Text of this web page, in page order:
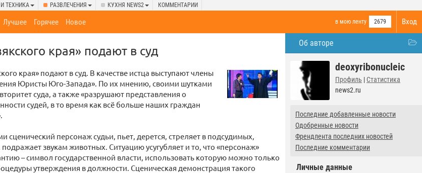
ТЕХНИКА РАЗВЛЕЧЕНИЯ КУХНЯ NEWS2 КОММЕНТАРИИ
Вход
в мою ленту 2679
Лучшее Горячее Новое
Об авторе
deoxyribonucleic
Профиль | Статистика
news2.ru
Последние добавленные новости
Одобренные новости
Френдлента последних новостей
Последние комментарии
Личные данные
края» подают в суд
края» подают в суд. В качестве истца выступают члены
Юристы Юго-Запада». По их мнению, своими шутками
суда, а также «разрушают представления о
судей, в то время как всё больше наших граждан
персонаж судьи, пьет, дерется, стреляет в подсудимых,
звукам животных. Ситуацию усугубляет и то, что «персонаж»
– символ государственной власти, использовать которую можно только
утверждения в должности. Сценическая демонстрация такого